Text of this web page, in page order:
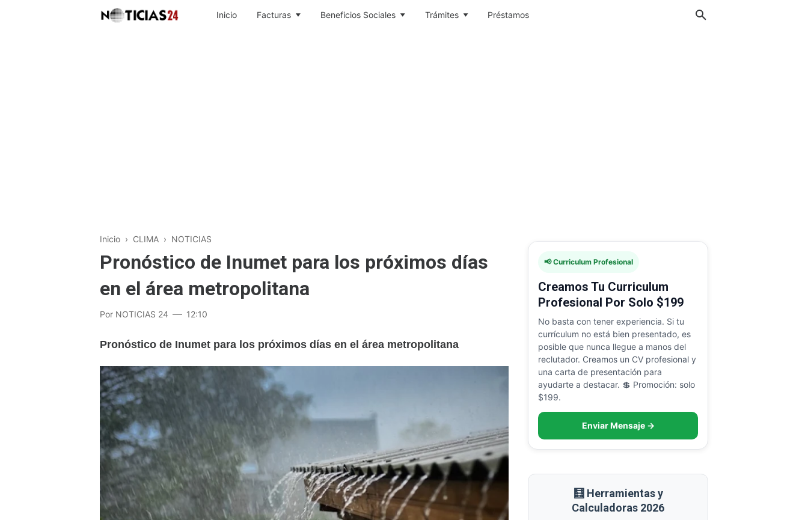
Inicio Facturas Beneficios Sociales Trámites Préstamos
Inicio › CLIMA › NOTICIAS
Pronóstico de Inumet para los próximos días
en el área metropolitana
Por NOTICIAS 24 12:10
Pronóstico de Inumet para los próximos días en el área metropolitana
📢 Curriculum Profesional
Creamos Tu Curriculum
Profesional Por Solo $199
No basta con tener experiencia. Si tu
currículum no está bien presentado, es
posible que nunca llegue a manos del
reclutador. Creamos un CV profesional y
una carta de presentación para
ayudarte a destacar. 💲 Promoción: solo
$199.
Enviar Mensaje →
🧮 Herramientas y
Calculadoras 2026